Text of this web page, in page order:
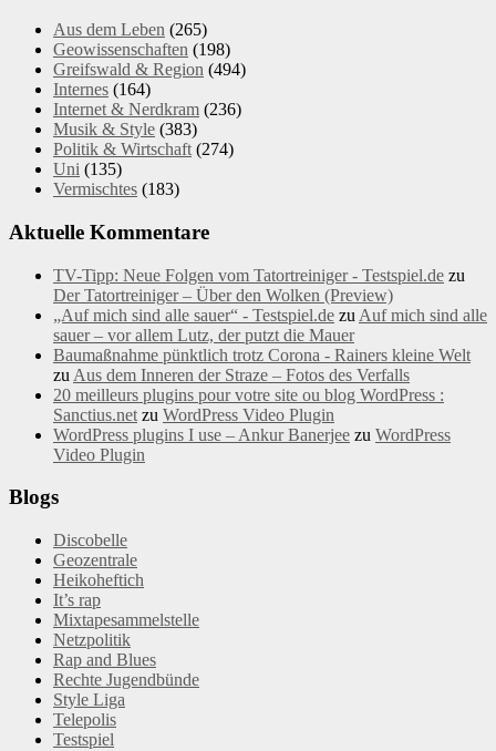
Aus dem Leben (265)
Geowissenschaften (198)
Greifswald & Region (494)
Internes (164)
Internet & Nerdkram (236)
Musik & Style (383)
Politik & Wirtschaft (274)
Uni (135)
Vermischtes (183)
Aktuelle Kommentare
TV-Tipp: Neue Folgen vom Tatortreiniger - Testspiel.de zu
Der Tatortreiniger – Über den Wolken (Preview)
„Auf mich sind alle sauer“ - Testspiel.de zu Auf mich sind alle
sauer – vor allem Lutz, der putzt die Mauer
Baumaßnahme pünktlich trotz Corona - Rainers kleine Welt
zu Aus dem Inneren der Straze – Fotos des Verfalls
20 meilleurs plugins pour votre site ou blog WordPress :
Sanctius.net zu WordPress Video Plugin
WordPress plugins I use – Ankur Banerjee zu WordPress
Video Plugin
Blogs
Discobelle
Geozentrale
Heikoheftich
It’s rap
Mixtapesammelstelle
Netzpolitik
Rap and Blues
Rechte Jugendbünde
Style Liga
Telepolis
Testspiel